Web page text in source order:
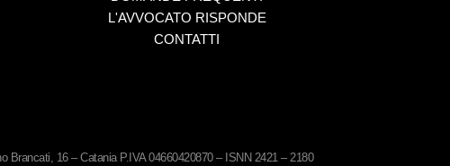
L'AVVOCATO RISPONDE
CONTATTI
Brancati, 16 – Catania P.IVA 04660420870 – ISNN 2421 – 2180